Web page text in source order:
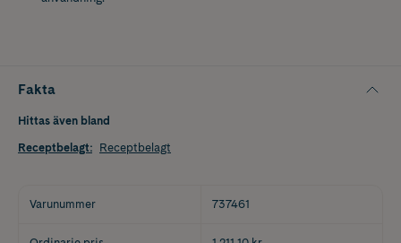
Fakta
Hittas även bland
Receptbelagt: Receptbelagt
Varunummer 737461